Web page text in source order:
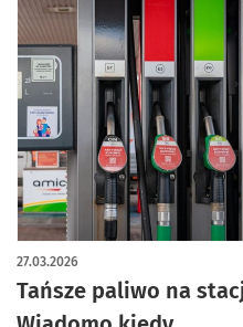
Tańsze paliwo na
27.03.2026
artykuł z galerią zdjęć